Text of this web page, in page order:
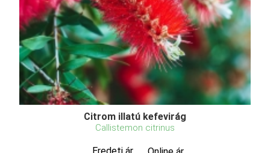
Citrom illatú kefevirág
Callistemon citrinus
Eredeti ár